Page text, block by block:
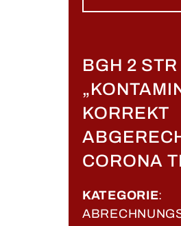
BGH 2
KORREKT
CORONA
KATEGORIE: